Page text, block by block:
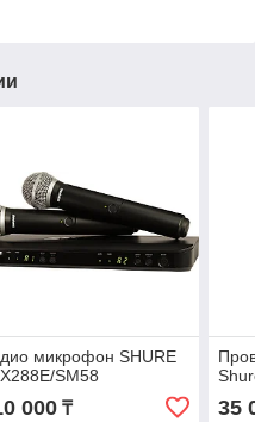
микрофон SHURE
SM58
000₸ 35